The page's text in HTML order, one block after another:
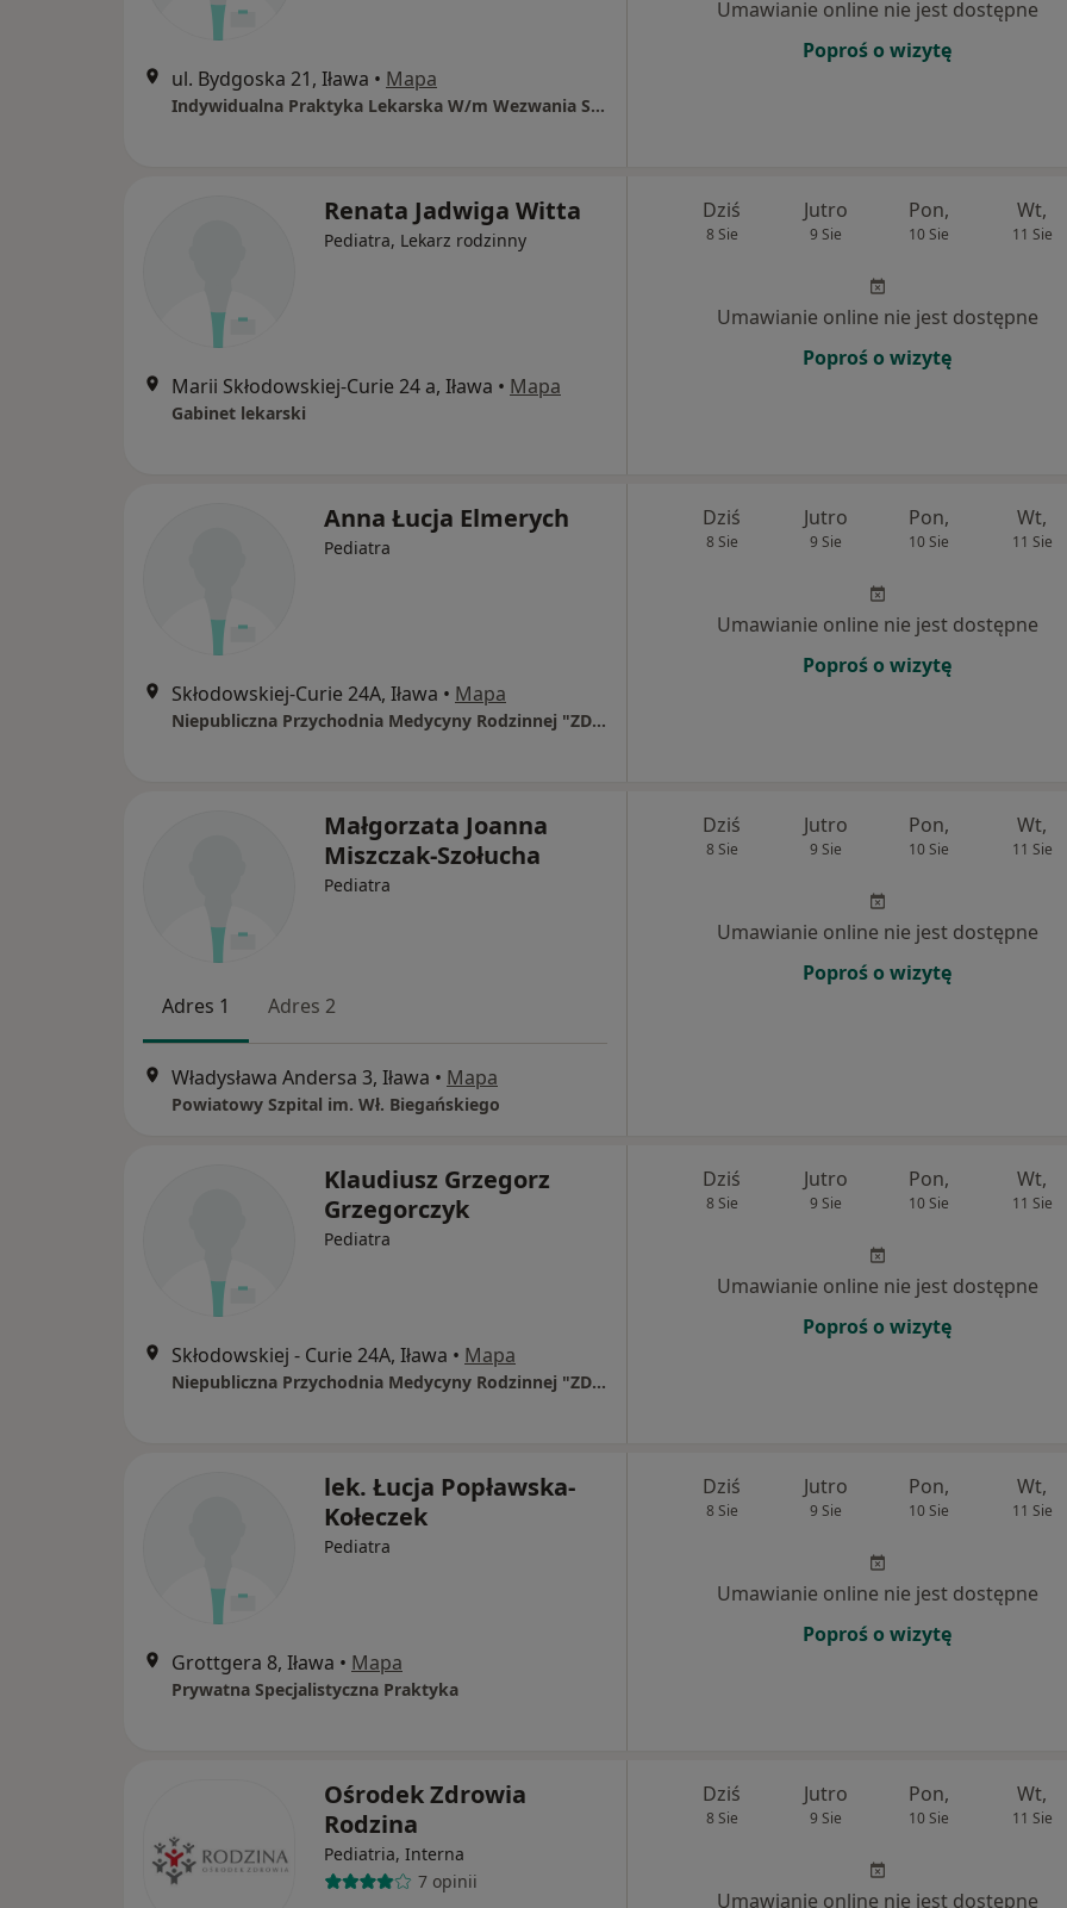
ul. Bydgoska 21, Iława • Mapa
Indywidualna Praktyka Lekarska W/m Wezwania Szymanowska-Maćkowska Krystyna
Umawianie online nie jest dostępne
Poproś o wizytę
Renata Jadwiga Witta
Pediatra, Lekarz rodzinny
Marii Skłodowskiej-Curie 24 a, Iława • Mapa
Gabinet lekarski
Dziś
8 Sie
Jutro
9 Sie
Pon,
10 Sie
Wt,
11 Sie
Umawianie online nie jest dostępne
Poproś o wizytę
Anna Łucja Elmerych
Pediatra
Skłodowskiej-Curie 24A, Iława • Mapa
Niepubliczna Przychodnia Medycyny Rodzinnej "ZDROWIE".
Dziś
8 Sie
Jutro
9 Sie
Pon,
10 Sie
Wt,
11 Sie
Umawianie online nie jest dostępne
Poproś o wizytę
Małgorzata Joanna
Miszczak-Szołucha
Pediatra
Adres 1 Adres 2
Władysława Andersa 3, Iława • Mapa
Powiatowy Szpital im. Wł. Biegańskiego
Dziś
8 Sie
Jutro
9 Sie
Pon,
10 Sie
Wt,
11 Sie
Umawianie online nie jest dostępne
Poproś o wizytę
Klaudiusz Grzegorz
Grzegorczyk
Pediatra
Skłodowskiej - Curie 24A, Iława • Mapa
Niepubliczna Przychodnia Medycyny Rodzinnej "ZDROWIE"
Dziś
8 Sie
Jutro
9 Sie
Pon,
10 Sie
Wt,
11 Sie
Umawianie online nie jest dostępne
Poproś o wizytę
lek. Łucja Popławska-
Kołeczek
Pediatra
Grottgera 8, Iława • Mapa
Prywatna Specjalistyczna Praktyka
Dziś
8 Sie
Jutro
9 Sie
Pon,
10 Sie
Wt,
11 Sie
Umawianie online nie jest dostępne
Poproś o wizytę
Ośrodek Zdrowia
Rodzina
Pediatria, Interna
7 opinii
Dziś
8 Sie
Jutro
9 Sie
Pon,
10 Sie
Wt,
11 Sie
Umawianie online nie jest dostępne